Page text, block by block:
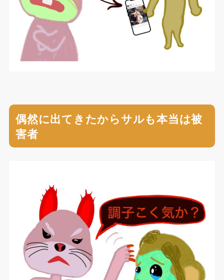
偶然に出てきたからサルも本当は被
害者